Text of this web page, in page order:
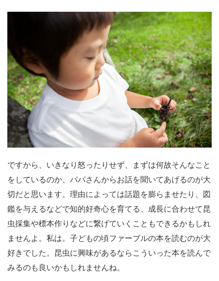
ですから、いきなり怒ったりせず、まずは何故そんなこと
をしているのか、パパさんからお話を聞いてあげるのが大
切だと思います。理由によっては話題を膨らませたり、図
鑑を与えるなどで知的好奇心を育てる、成長に合わせて昆
虫採集や標本作りなどに繋げていくこともできるかもしれ
ませんよ。私は。子どもの頃ファーブルの本を読むのが大
好きでした。昆虫に興味があるならこういった本を読んで
みるのも良いかもしれませんね。